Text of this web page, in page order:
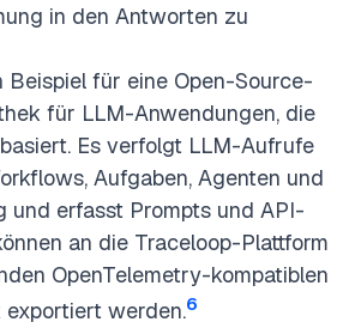
in den Antworten zu
Beispiel für eine Open-Source-
für LLM-Anwendungen, die
Es verfolgt LLM-Aufrufe
Aufgaben, Agenten und
und erfasst Prompts und API-
an die Traceloop-Plattform
OpenTelemetry-kompatiblen
werden.6